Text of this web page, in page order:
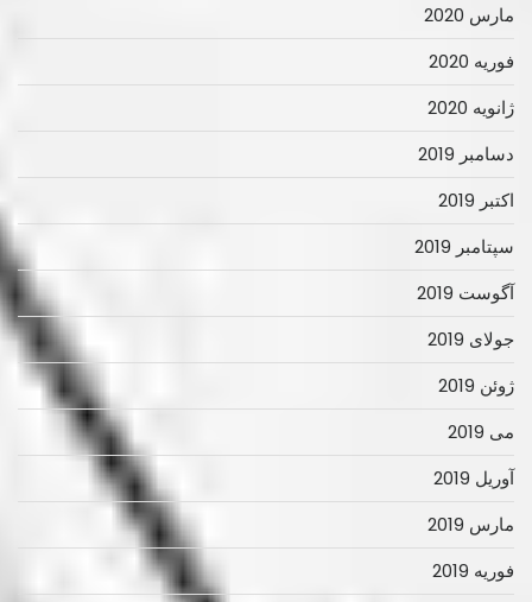
مارس 2020
فوریه 2020
ژانویه 2020
دسامبر 2019
اکتبر 2019
سپتامبر 2019
آگوست 2019
جولای 2019
ژوئن 2019
می 2019
آوریل 2019
مارس 2019
فوریه 2019